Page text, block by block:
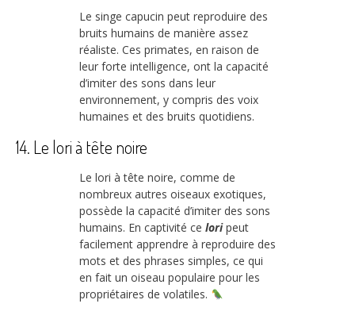
Le singe capucin peut reproduire des
bruits humains de manière assez
réaliste. Ces primates, en raison de
leur forte intelligence, ont la capacité
d’imiter des sons dans leur
environnement, y compris des voix
humaines et des bruits quotidiens.
14. Le lori à tête noire
Le lori à tête noire, comme de
nombreux autres oiseaux exotiques,
possède la capacité d’imiter des sons
humains. En captivité ce loripeut
facilement apprendre à reproduire des
mots et des phrases simples, ce qui
en fait un oiseau populaire pour les
propriétaires de volatiles.